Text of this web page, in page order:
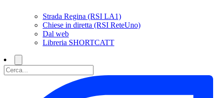
Strada Regina (RSI LA1)
Chiese in diretta (RSI ReteUno)
Dal web
Libreria SHORTCATT